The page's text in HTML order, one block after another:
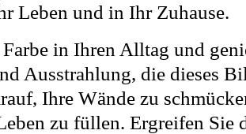
Leben und in Ihr Zuhause.
in Ihren Alltag und
Ausstrahlung, die dieses
Ihre Wände zu
zu füllen. Ergreifen Sie